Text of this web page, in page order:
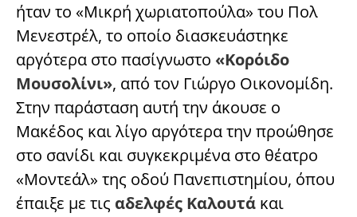
ήταν το «Μικρή χωριατοπούλα» του Πολ
Μενεστρέλ, το οποίο διασκευάστηκε
αργότερα στο πασίγνωστο «Κορόιδο
Μουσολίνι», από τον Γιώργο Οικονομίδη.
Στην παράσταση αυτή την άκουσε ο
Μακέδος και λίγο αργότερα την προώθησε
στο σανίδι και συγκεκριμένα στο θέατρο
«Μοντεάλ» της οδού Πανεπιστημίου, όπου
έπαιξε με τις αδελφές Καλουτά και